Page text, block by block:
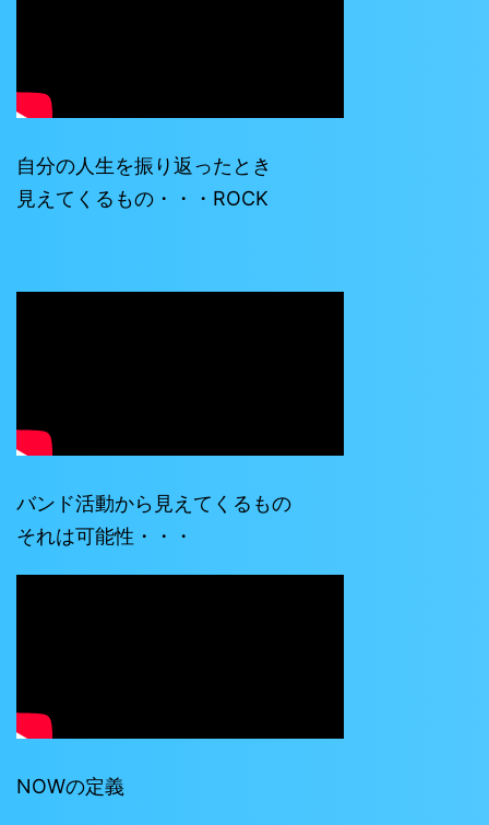
自分の人生を振り返ったとき
見えてくるもの・・・ROCK
バンド活動から見えてくるもの
それは可能性・・・
NOWの定義